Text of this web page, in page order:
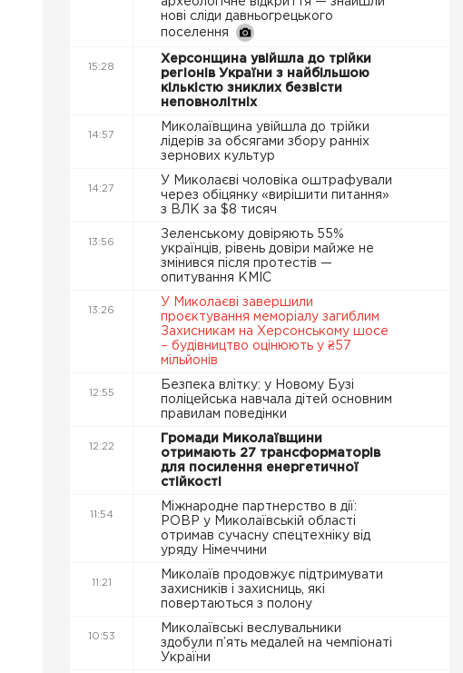
нові сліди давньогрецького
поселення
15:28
Херсонщина увійшла до трійки
регіонів України з найбільшою
кількістю зниклих безвісти
неповнолітніх
14:57
Миколаївщина увійшла до трійки
лідерів за обсягами збору ранніх
зернових культур
14:27
У Миколаєві чоловіка оштрафували
через обіцянку «вирішити питання»
з ВЛК за $8 тисяч
13:56
Зеленському довіряють 55%
українців, рівень довіри майже не
змінився після протестів —
опитування КМІС
13:26
У Миколаєві завершили
проєктування меморіалу загиблим
Захисникам на Херсонському шосе
– будівництво оцінюють у ₴57
мільйонів
12:55
Безпека влітку: у Новому Бузі
поліцейська навчала дітей основним
правилам поведінки
12:22
Громади Миколаївщини
отримають 27 трансформаторів
для посилення енергетичної
стійкості
11:54
Міжнародне партнерство в дії:
РОВР у Миколаївській області
отримав сучасну спецтехніку від
уряду Німеччини
11:21
Миколаїв продовжує підтримувати
захисників і захисниць, які
повертаються з полону
10:53
Миколаївські веслувальники
здобули п’ять медалей на чемпіонаті
України